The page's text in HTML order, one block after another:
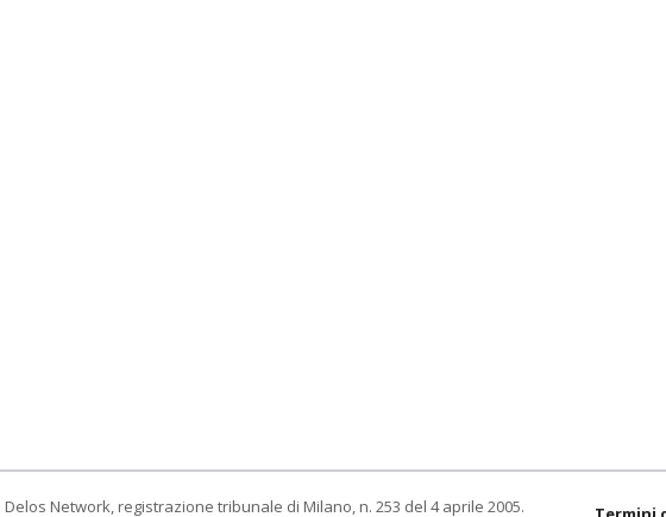
Delos Network, registrazione tribunale di Milano, n. 253 del 4 aprile 2005.